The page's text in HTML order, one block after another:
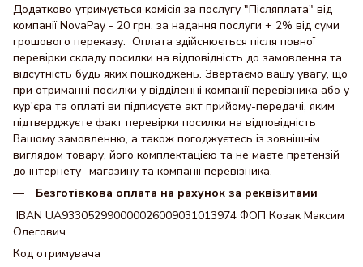
Додатково утримується комісія за послугу "Післяплата" від
компанії NovaPay - 20 грн. за надання послуги + 2% від суми
грошового переказу. Оплата здійснюється після повної
перевірки складу посилки на відповідність до замовлення та
відсутність будь яких пошкоджень. Звертаємо вашу увагу, що
при отриманні посилки у відділенні компанії перевізника або у
кур'єра та оплаті ви підписуєте акт прийому-передачі, яким
підтверджуєте факт перевірки посилки на відповідність
Вашому замовленню, а також погоджуєтесь із зовнішнім
виглядом товару, його комплектацією та не маєте претензій
до інтернету -магазину та компанії перевізника.
Безготівкова оплата на рахунок за реквізитами
IBAN UA933052990000026009031013974 ФОП Козак Максим
Олегович
Код отримувача